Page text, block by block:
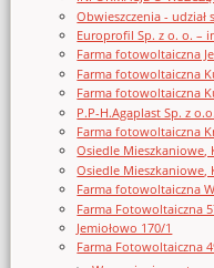
Obwieszczenia - udział
Europrofil Sp. z o. o. –
Farma fotowoltaiczna
Farma fotowoltaiczna
Farma fotowoltaiczna
P.P-H.Agaplast Sp. z
Farma fotowoltaiczna
Osiedle
Osiedle Mieszkaniowe,
Farma fotowoltaiczna
Farma Fotowoltaiczna
Jemiołowo 170/1
Farma Fotowoltaiczna